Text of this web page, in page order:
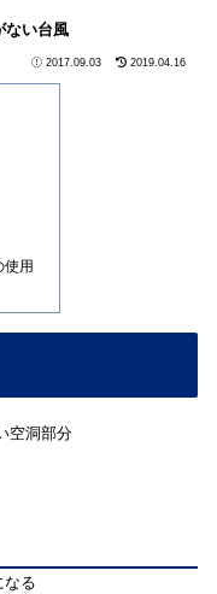
ない台風
2017.09.03 2019.04.16
使用
空洞部分
なる